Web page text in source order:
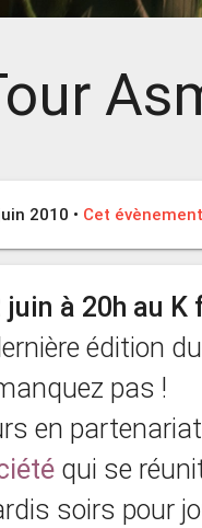
2010 • Cet
à 20h au K
édition du
pas !
en
qui se
soirs pour